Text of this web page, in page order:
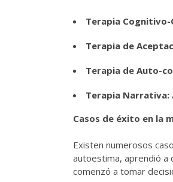
Terapia Cognitivo-
Terapia de
Terapia de Auto-
Terapia Narrativa:
Casos de éxito en la
Existen numerosos
autoestima, aprendió a
comenzó a tomar